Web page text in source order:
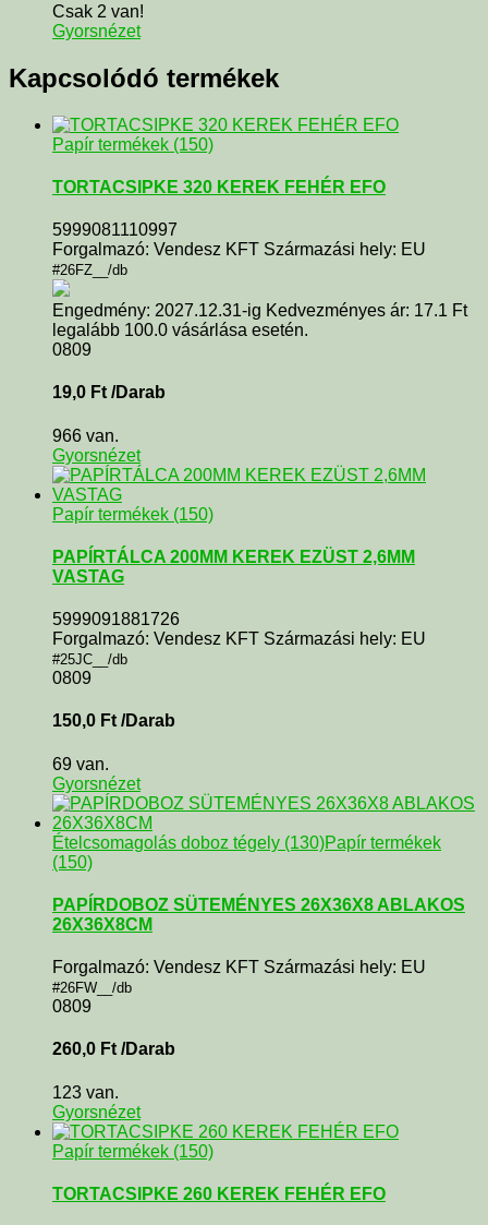
Csak 2 van!
Gyorsnézet
Kapcsolódó termékek
Papír termékek (150)
TORTACSIPKE 320 KEREK FEHÉR EFO
5999081110997
Forgalmazó: Vendesz KFT Származási hely: EU
#26FZ__/db
Engedmény: 2027.12.31-ig Kedvezményes ár: 17.1 Ft
legalább 100.0 vásárlása esetén.
0809
19,0 Ft /Darab
966 van.
Gyorsnézet
Papír termékek (150)
PAPÍRTÁLCA 200MM KEREK EZÜST 2,6MM
VASTAG
5999091881726
Forgalmazó: Vendesz KFT Származási hely: EU
#25JC__/db
0809
150,0 Ft /Darab
69 van.
Gyorsnézet
Ételcsomagolás doboz tégely (130)Papír termékek
(150)
PAPÍRDOBOZ SÜTEMÉNYES 26X36X8 ABLAKOS
26X36X8CM
Forgalmazó: Vendesz KFT Származási hely: EU
#26FW__/db
0809
260,0 Ft /Darab
123 van.
Gyorsnézet
Papír termékek (150)
TORTACSIPKE 260 KEREK FEHÉR EFO